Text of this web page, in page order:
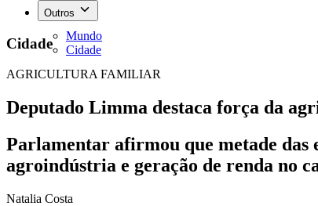
Outros
Mundo
Cidade
Cidade
AGRICULTURA FAMILIAR
Deputado Limma destaca força da
Parlamentar afirmou que metade das
agroindústria e geração de renda no
Natalia Costa